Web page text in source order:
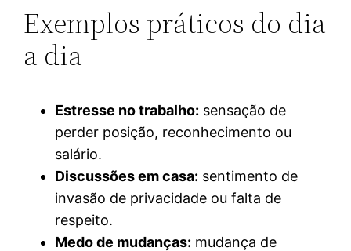
Exemplos práticos do dia
a dia
Estresse no trabalho: sensação de
perder posição, reconhecimento ou
salário.
Discussões em casa: sentimento de
invasão de privacidade ou falta de
respeito.
Medo de mudanças: mudança de